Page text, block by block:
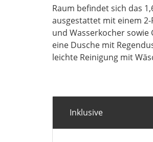
Raum befindet sich das
ausgestattet mit einem
und Wasserkocher
eine Dusche mit
leichte Reinigung mit
Inklusive